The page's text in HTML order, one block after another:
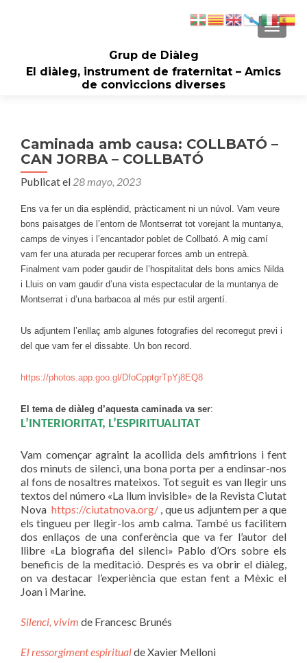
Grup de Diàleg
El diàleg, instrument de fraternitat – Amics
de conviccions diverses
Caminada amb causa: COLLBATÓ –
CAN JORBA – COLLBATÓ
Publicat el 28 mayo, 2023
Ens va fer un dia esplèndid, pràcticament ni un núvol. Vam veure
bons paisatges de l’entorn de Montserrat tot vorejant la muntanya,
camps de vinyes i l’encantador poblet de Collbató. A mig camí
vam fer una aturada per recuperar forces amb un entrepà.
Finalment vam poder gaudir de l’hospitalitat dels bons amics Nilda
i Lluis on vam gaudir d’una vista espectacular de la muntanya de
Montserrat i d’una barbacoa al més pur estil argentí.
Us adjuntem l’enllaç amb algunes fotografies del recorregut previ i
del que vam fer el dissabte. Un bon record.
https://photos.app.goo.gl/DfoCpptgrTpYj8EQ8
El tema de diàleg d’aquesta caminada va ser:
L’INTERIORITAT, L’ESPIRITUALITAT
Vam començar agraint la acollida dels amfitrions i fent
dos minuts de silenci, una bona porta per a endinsar-nos
al fons de nosaltres mateixos. Tot seguit es van llegir uns
textos del número «La llum invisible» de la Revista Ciutat
Nova https://ciutatnova.org/, que us adjuntem per a que
els tingueu per llegir-los amb calma. També us facilitem
dos enllaços de una conferència que va fer l’autor del
llibre «La biografia del silenci» Pablo d’Ors sobre els
beneficis de la meditació. Després es va obrir el diàleg,
on va destacar l’experiència que estan fent a Mèxic el
Joan i Marine.
Silenci, vivim de Francesc Brunés
El ressorgiment espiritualde Xavier Melloni